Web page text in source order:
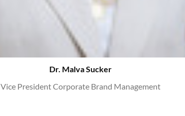
Dr. Malva Sucker
Vice President Corporate Brand Management